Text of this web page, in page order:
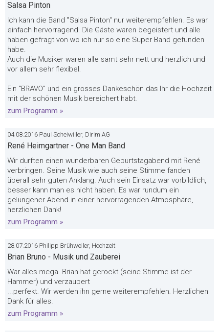
Salsa Pinton
Ich kann die Band "Salsa Pinton" nur weiterempfehlen. Es war
einfach hervorragend. Die Gäste waren begeistert und alle
haben gefragt von wo ich nur so eine Super Band gefunden
habe.
Auch die Musiker waren alle samt sehr nett und herzlich und
vor allem sehr flexibel.
Ein "BRAVO" und ein grosses Dankeschön das Ihr die Hochzeit
mit der schönen Musik bereichert habt.
zum Programm »
04.08.2016 Paul Scheiwiller, Dirim AG
René Heimgartner - One Man Band
Wir durften einen wunderbaren Geburtstagabend mit René
verbringen. Seine Musik wie auch seine Stimme fanden
überall sehr guten Anklang. Auch sein Einsatz war vorbildlich,
besser kann man es nicht haben. Es war rundum ein
gelungener Abend in einer hervorragenden Atmosphäre,
herzlichen Dank!
zum Programm »
28.07.2016 Philipp Brühweiler, Hochzeit
Brian Bruno - Musik und Zauberei
War alles mega. Brian hat gerockt (seine Stimme ist der
Hammer) und verzaubert
...perfekt. Wir werden ihn gerne weiterempfehlen. Herzlichen
Dank für alles.
zum Programm »